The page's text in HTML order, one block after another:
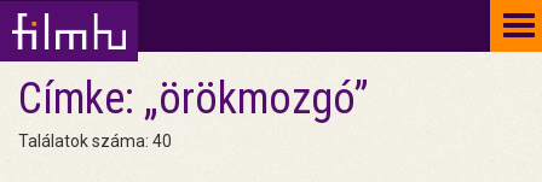
Címke: „örökmozgó”
Találatok száma: 40